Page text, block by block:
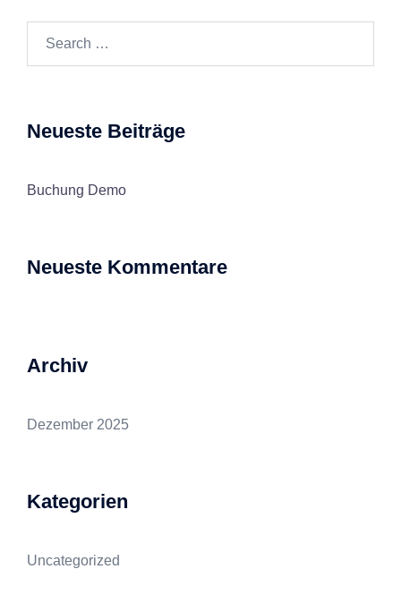
Neueste Beiträge
Buchung Demo
Neueste Kommentare
Archiv
Dezember 2025
Kategorien
Uncategorized